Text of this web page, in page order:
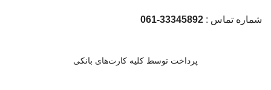
شماره تماس : 33345892-061
پرداخت توسط کلیه کارت‌های بانکی